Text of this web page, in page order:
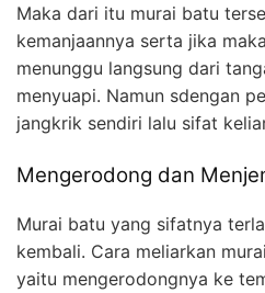
Maka dari itu murai batu
kemanjaannya serta jika
menunggu langsung dari
menyuapi. Namun sdengan
jangkrik sendiri lalu sifat
Mengerodong dan
Murai batu yang sifatnya
kembali. Cara meliarkan
yaitu mengerodongnya ke